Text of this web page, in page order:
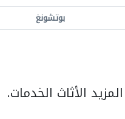
بوتشونغ
الأثاث الخدمات.